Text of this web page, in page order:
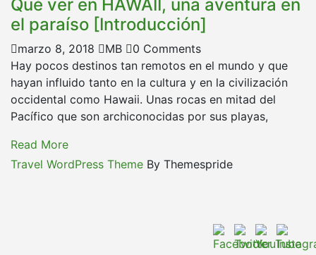
Qué ver en HAWAII, una aventura en
el paraíso [Introducción]
marzo 8, 2018 MB
0 Comments
Hay pocos destinos tan remotos en el mundo y que
hayan influido tanto en la cultura y en la civilización
occidental como Hawaii. Unas rocas en mitad del
Pacífico que son archiconocidas por sus playas,
Read More
Travel WordPress Theme By Themespride